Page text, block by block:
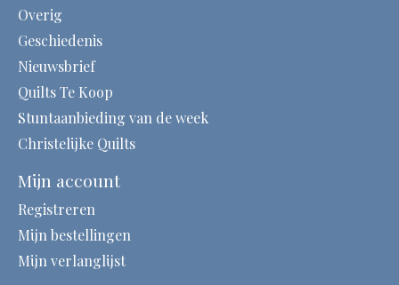
Overig
Geschiedenis
Nieuwsbrief
Quilts Te Koop
Stuntaanbieding van de week
Christelijke Quilts
Mijn account
Registreren
Mijn bestellingen
Mijn verlanglijst